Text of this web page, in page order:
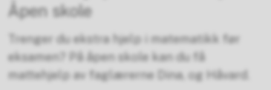
Åpen skole
Trenger du ekstra hjelp i matematikk før
eksamen? På åpen skole kan du få
mattehjelp av faglærerne Dina, og Håvard.